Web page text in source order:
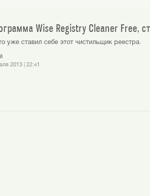
Wise Registry Cleaner Free,
уже ставил себе этот чистильщик реестра.
2013| 22:41